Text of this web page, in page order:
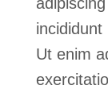
Ut enim